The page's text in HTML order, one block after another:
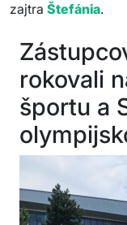
zajtra Štefánia.
rokovali
športu a